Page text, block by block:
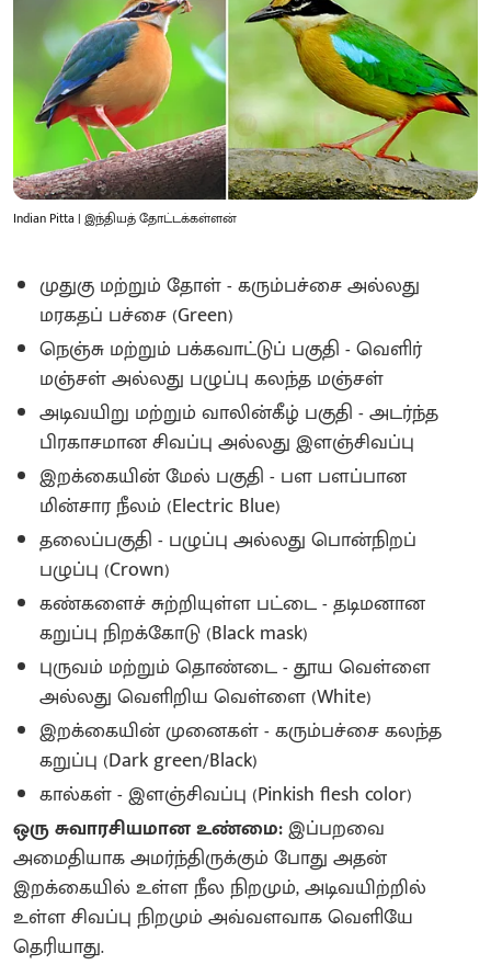
Indian Pitta | இந்தியத் தோட்டக்கள்ளன்
முதுகு மற்றும் தோள் - கரும்பச்சை அல்லது
மரகதப் பச்சை (Green)
நெஞ்சு மற்றும் பக்கவாட்டுப் பகுதி - வெளிர்
மஞ்சள் அல்லது பழுப்பு கலந்த மஞ்சள்
அடிவயிறு மற்றும் வாலின்கீழ் பகுதி - அடர்ந்த
பிரகாசமான சிவப்பு அல்லது இளஞ்சிவப்பு
இறக்கையின் மேல் பகுதி - பள பளப்பான
மின்சார நீலம் (Electric Blue)
தலைப்பகுதி - பழுப்பு அல்லது பொன்நிறப்
பழுப்பு (Crown)
கண்களைச் சுற்றியுள்ள பட்டை - தடிமனான
கறுப்பு நிறக்கோடு (Black mask)
புருவம் மற்றும் தொண்டை - தூய வெள்ளை
அல்லது வெளிறிய வெள்ளை (White)
இறக்கையின் முனைகள் - கரும்பச்சை கலந்த
கறுப்பு (Dark green/Black)
கால்கள் - இளஞ்சிவப்பு (Pinkish flesh color)
ஒரு சுவாரசியமான உண்மை:இப்பறவை
அமைதியாக அமர்ந்திருக்கும் போது அதன்
இறக்கையில் உள்ள நீல நிறமும், அடிவயிற்றில்
உள்ள சிவப்பு நிறமும் அவ்வளவாக வெளியே
தெரியாது.